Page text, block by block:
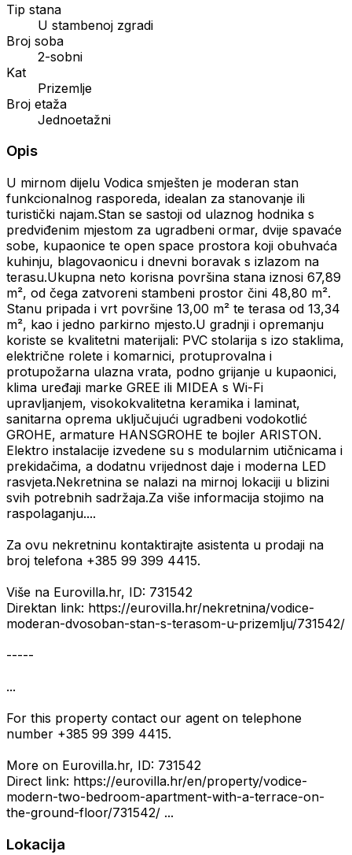
Tip stana
U stambenoj zgradi
Broj soba
2-sobni
Kat
Prizemlje
Broj etaža
Jednoetažni
Opis
U mirnom dijelu Vodica smješten je moderan stan
funkcionalnog rasporeda, idealan za stanovanje ili
turistički najam.Stan se sastoji od ulaznog hodnika s
predviđenim mjestom za ugradbeni ormar, dvije spavaće
sobe, kupaonice te open space prostora koji obuhvaća
kuhinju, blagovaonicu i dnevni boravak s izlazom na
terasu.Ukupna neto korisna površina stana iznosi 67,89
m², od čega zatvoreni stambeni prostor čini 48,80 m².
Stanu pripada i vrt površine 13,00 m² te terasa od 13,34
m², kao i jedno parkirno mjesto.U gradnji i opremanju
koriste se kvalitetni materijali: PVC stolarija s izo staklima,
električne rolete i komarnici, protuprovalna i
protupožarna ulazna vrata, podno grijanje u kupaonici,
klima uređaji marke GREE ili MIDEA s Wi-Fi
upravljanjem, visokokvalitetna keramika i laminat,
sanitarna oprema uključujući ugradbeni vodokotlić
GROHE, armature HANSGROHE te bojler ARISTON.
Elektro instalacije izvedene su s modularnim utičnicama i
prekidačima, a dodatnu vrijednost daje i moderna LED
rasvjeta.Nekretnina se nalazi na mirnoj lokaciji u blizini
svih potrebnih sadržaja.Za više informacija stojimo na
raspolaganju....
Za ovu nekretninu kontaktirajte asistenta u prodaji na
broj telefona +385 99 399 4415.
Više na Eurovilla.hr, ID: 731542
Direktan link: https://eurovilla.hr/nekretnina/vodice-
moderan-dvosoban-stan-s-terasom-u-prizemlju/731542/
-----
...
For this property contact our agent on telephone
number +385 99 399 4415.
More on Eurovilla.hr, ID: 731542
Direct link: https://eurovilla.hr/en/property/vodice-
modern-two-bedroom-apartment-with-a-terrace-on-
the-ground-floor/731542/ ...
Lokacija